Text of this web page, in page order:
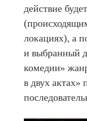
действие
локациях), а
и выбранный
комедии»
в двух актах»